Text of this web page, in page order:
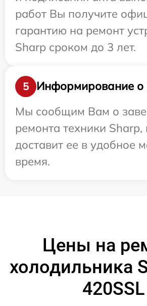
работ Вы получите
гарантию на ремонт
Sharp сроком до 3 лет.
5
Информирование о
Мы сообщим Вам о
ремонта техники Sharp,
доставит ее в удобное
время.
Цены на
холодильника
420SSL